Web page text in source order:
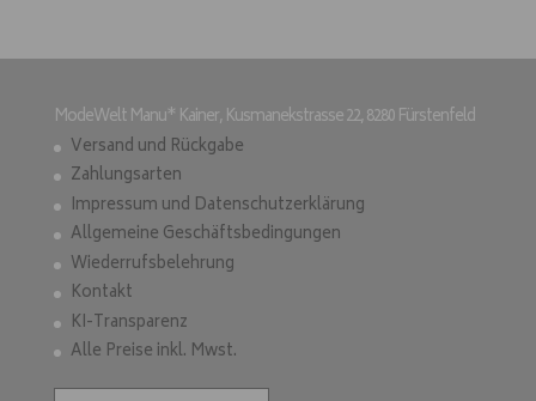
ModeWelt Manu* Kainer, Kusmanekstrasse 22, 8280 Fürstenfeld
Versand und Rückgabe
Zahlungsarten
Impressum und Datenschutzerklärung
Allgemeine Geschäftsbedingungen
Wiederrufsbelehrung
Kontakt
KI-Transparenz
Alle Preise inkl. Mwst.